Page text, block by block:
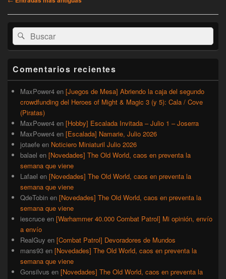
El
área
de
widget
lateral
primaria
Buscar
por:
Buscar
Comentarios recientes
MaxPower4 en [Juegos de Mesa] Abriendo la caja del segundo
crowdfunding del Heroes of Might & Magic 3 (y 5): Cala / Cove
(Piratas)
MaxPower4 en [Hobby] Escalada Invitada – Julio 1 – Joserra
MaxPower4 en [Escalada] Namarie, Julio 2026
jotaefe en Noticiero Miniaturil Julio 2026
balael en [Novedades] The Old World, caos en preventa la
semana que viene
Lafael en [Novedades] The Old World, caos en preventa la
semana que viene
QdeTobin en [Novedades] The Old World, caos en preventa la
semana que viene
iescruce en [Warhammer 40.000 Combat Patrol] Mi opinión, envío
a envío
RealGuy en [Combat Patrol] Devoradores de Mundos
mans93 en [Novedades] The Old World, caos en preventa la
semana que viene
Gonsilvus en [Novedades] The Old World, caos en preventa la